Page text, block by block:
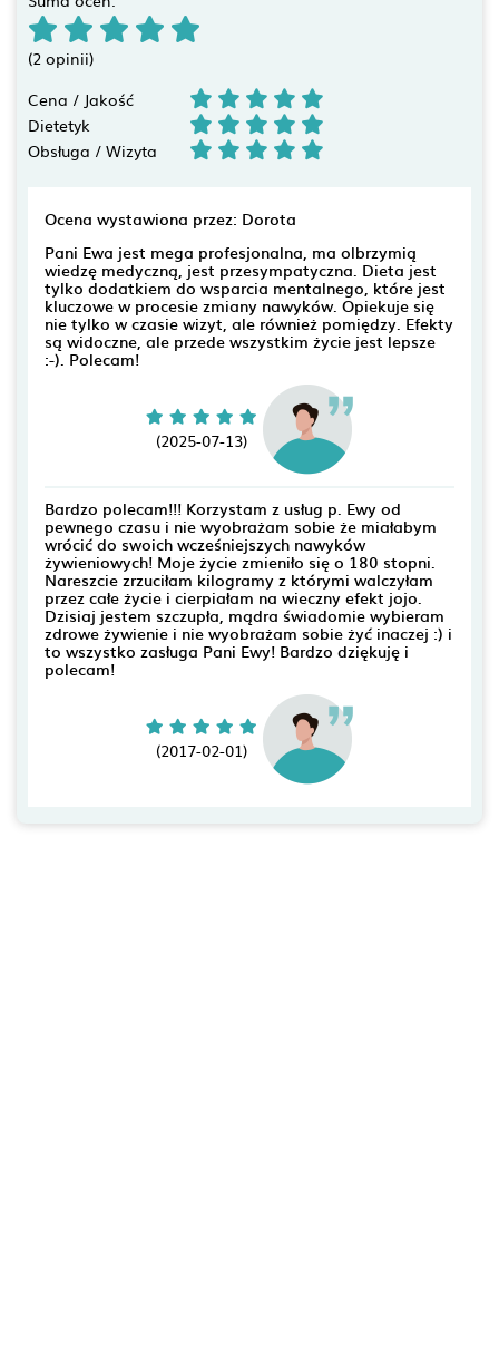
(2 opinii)
Cena / Jakość
Dietetyk
Obsługa / Wizyta
Ocena wystawiona przez: Dorota
Pani Ewa jest mega profesjonalna, ma olbrzymią
wiedzę medyczną, jest przesympatyczna. Dieta jest
tylko dodatkiem do wsparcia mentalnego, które jest
kluczowe w procesie zmiany nawyków. Opiekuje się
nie tylko w czasie wizyt, ale również pomiędzy. Efekty
są widoczne, ale przede wszystkim życie jest lepsze
:-). Polecam!
(2025-07-13)
Bardzo polecam!!! Korzystam z usług p. Ewy od
pewnego czasu i nie wyobrażam sobie że miałabym
wrócić do swoich wcześniejszych nawyków
żywieniowych! Moje życie zmieniło się o 180 stopni.
Nareszcie zrzuciłam kilogramy z którymi walczyłam
przez całe życie i cierpiałam na wieczny efekt jojo.
Dzisiaj jestem szczupła, mądra świadomie wybieram
zdrowe żywienie i nie wyobrażam sobie żyć inaczej :) i
to wszystko zasługa Pani Ewy! Bardzo dziękuję i
polecam!
(2017-02-01)